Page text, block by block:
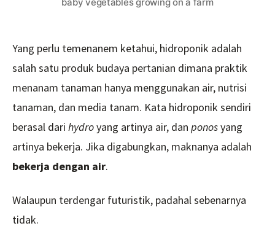
Budaya
Lampau
Yang perlu temenanem ketahui, hidroponik adalah
salah satu produk budaya pertanian dimana praktik
menanam tanaman hanya menggunakan air, nutrisi
tanaman, dan media tanam. Kata hidroponik sendiri
berasal dari hydroyang artinya air, dan ponosyang
artinya bekerja. Jika digabungkan, maknanya adalah
bekerja dengan air.
Walaupun terdengar futuristik, padahal sebenarnya
tidak.